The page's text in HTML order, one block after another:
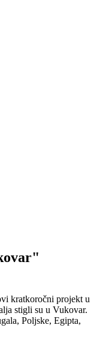
kratkoročni projekt u
stigli su u Vukovar.
Poljske, Egipta,